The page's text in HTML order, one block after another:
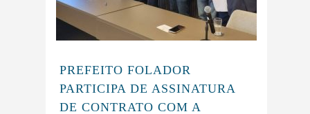
PREFEITO FOLADOR
PARTICIPA DE ASSINATURA
DE CONTRATO COM A